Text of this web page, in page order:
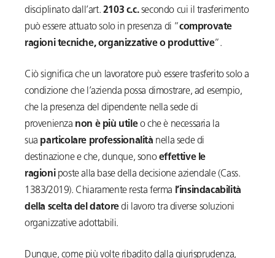
disciplinato dall’art. 2103 c.c.secondo cui il trasferimento
può essere attuato solo in presenza di “comprovate
ragioni tecniche, organizzative o produttive”.
Ciò significa che un lavoratore può essere trasferito solo a
condizione che l’azienda possa dimostrare, ad esempio,
che la presenza del dipendente nella sede di
provenienza non è più utileo che è necessaria la
sua particolare professionalità nella sede di
destinazione e che, dunque, sonoeffettive le
ragioni poste alla base della decisione aziendale (Cass.
1383/2019). Chiaramente resta ferma l’insindacabilità
della scelta del datoredi lavoro tra diverse soluzioni
organizzative adottabili.
Dunque, come più volte ribadito dalla giurisprudenza,